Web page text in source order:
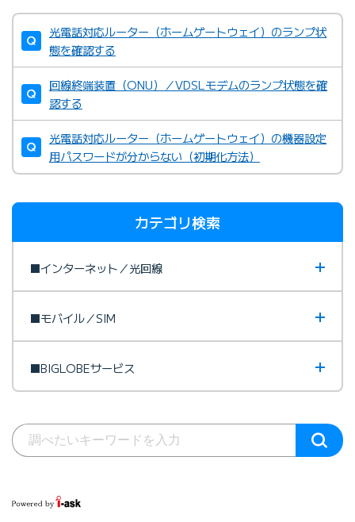
フレッツ光のお問い合わせ先
ドコモ光お問い合わせ先
光電話対応ルーター（ホームゲートウェイ）のランプ状
態を確認する
回線終端装置（ONU）／VDSLモデムのランプ状態を確
認する
光電話対応ルーター（ホームゲートウェイ）の機器設定
用パスワードが分からない（初期化方法）
カテゴリ検索
■インターネット／光回線
■モバイル／SIM
■BIGLOBEサービス